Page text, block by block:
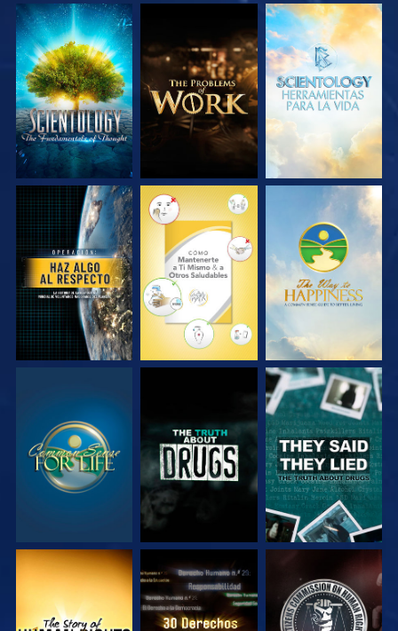
EXPLORA LAS
SERIES
EXPLORA LAS
SERIES
EXPLORA LAS
SERIES
VE VE VE
VE VE
VE VE VE